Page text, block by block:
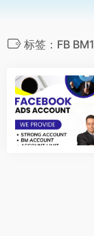
标签：FB